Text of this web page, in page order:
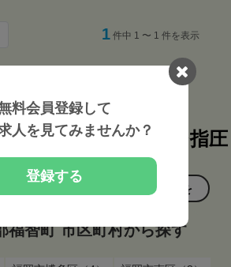
1 件中 1 〜 1 件を表示
らあん摩マッサージ指圧
の求人を探す
の求人を
福智町 市区町村から探す
料会員登録して
人を見てみませんか？
登録する